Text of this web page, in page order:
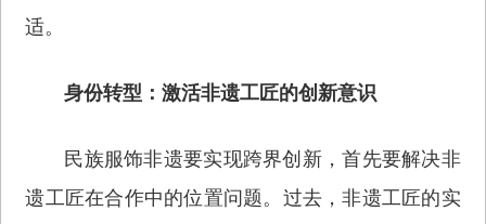
适。
身份转型：激活非遗工匠的创新意识
民族服饰非遗要实现跨界创新，首先要解决非
遗工匠在合作中的位置问题。过去，非遗工匠的实